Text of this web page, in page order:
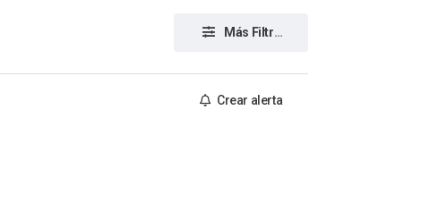
Más Filtros
Crear alerta